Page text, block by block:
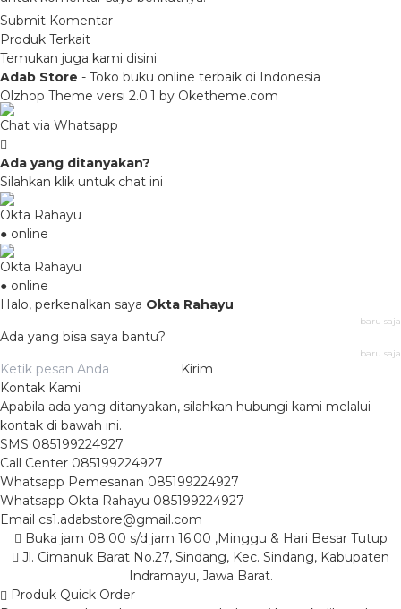
Produk Terkait
Temukan juga kami disini
Adab Store - Toko buku online terbaik di Indonesia
Olzhop Theme versi 2.0.1 by Oketheme.com
Chat via Whatsapp
Ada yang ditanyakan?
Silahkan klik untuk chat ini
Okta Rahayu
● online
Okta Rahayu
● online
Halo, perkenalkan saya Okta Rahayu
baru saja
Ada yang bisa saya bantu?
baru saja
Kirim
Kontak Kami
Apabila ada yang ditanyakan, silahkan hubungi kami melalui
kontak di bawah ini.
SMS 085199224927
Call Center 085199224927
Whatsapp Pemesanan 085199224927
Whatsapp Okta Rahayu 085199224927
Email cs1.adabstore@gmail.com
Buka jam 08.00 s/d jam 16.00 ,Minggu & Hari Besar Tutup
Jl. Cimanuk Barat No.27, Sindang, Kec. Sindang, Kabupaten
Indramayu, Jawa Barat.
Produk Quick Order